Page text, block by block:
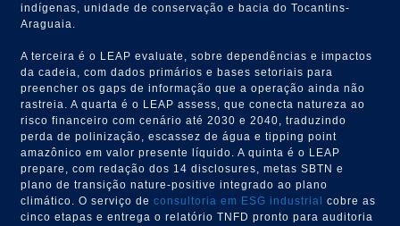
indígenas, unidade de conservação e bacia do Tocantins-
Araguaia.
A terceira é o LEAP evaluate, sobre dependências e impactos
da cadeia, com dados primários e bases setoriais para
preencher os gaps de informação que a operação ainda não
rastreia. A quarta é o LEAP assess, que conecta natureza ao
risco financeiro com cenário até 2030 e 2040, traduzindo
perda de polinização, escassez de água e tipping point
amazônico em valor presente líquido. A quinta é o LEAP
prepare, com redação dos 14 disclosures, metas SBTN e
plano de transição nature-positive integrado ao plano
climático. O serviço deconsultoria em ESG industrial
cobre as
cinco etapas e entrega o relatório TNFD pronto para auditoria